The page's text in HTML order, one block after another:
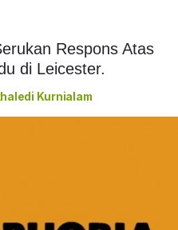
Respons Atas
di Leicester.
Kurnialam